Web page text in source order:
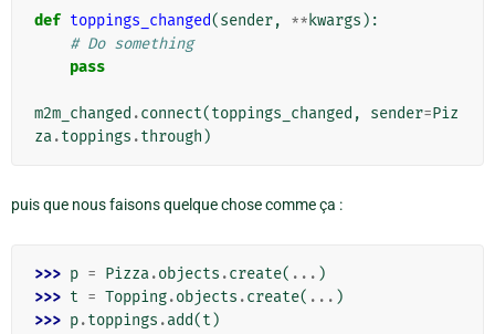
def toppings_changed(sender, **kwargs ):
# Do something
pass
m2m_changed .connect(toppings_changed , sender=Piz
za.toppings .through )
puis que nous faisons quelque chose comme ça :
>>> p = Pizza.objects .create( ... )
>>> t = Topping.objects .create( ... )
>>> p.toppings .add(t )